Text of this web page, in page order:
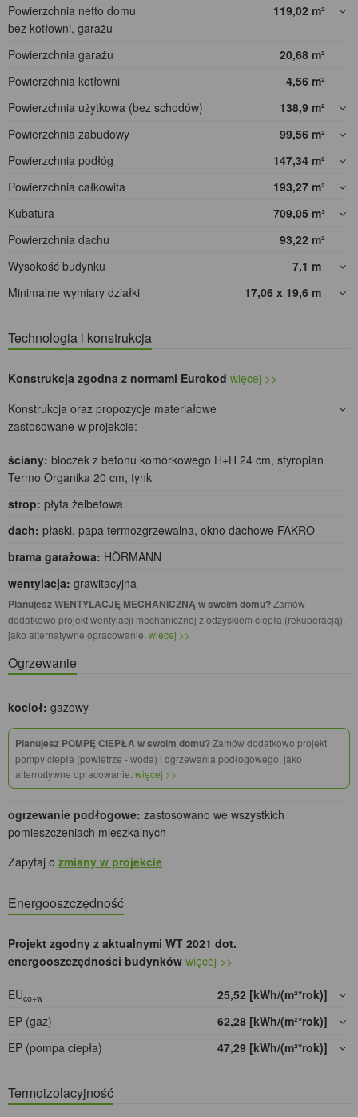
Powierzchnia netto domu
bez kotłowni, garażu
119,02 m²
Powierzchnia garażu 20,68 m²
Powierzchnia kotłowni
4,56 m²
Powierzchnia użytkowa (bez schodów)
138,9 m²
Powierzchnia zabudowy
99,56 m²
Powierzchnia podłóg
147,34 m²
Powierzchnia całkowita
193,27 m²
Kubatura
709,05 m³
Powierzchnia dachu
93,22 m²
Wysokość budynku
7,1 m
Minimalne wymiary działki
17,06 x 19,6 m
Technologia i konstrukcja
Konstrukcja zgodna z normami Eurokod więcej >>
Konstrukcja oraz propozycje materiałowe
zastosowane w projekcie:
ściany: bloczek z betonu komórkowego H+H 24 cm, styropian
Termo Organika 20 cm, tynk
strop: płyta żelbetowa
dach: płaski, papa termozgrzewalna, okno dachowe FAKRO
brama garażowa: HÖRMANN
wentylacja: grawitacyjna
Planujesz WENTYLACJĘ MECHANICZNĄ w swoim domu?Zamów
dodatkowo projekt wentylacji mechanicznej z odzyskiem ciepła (rekuperacją),
jako alternatywne opracowanie. więcej >>
Ogrzewanie
kocioł: gazowy
Planujesz POMPĘ CIEPŁA w swoim domu?Zamów dodatkowo projekt
pompy ciepła (powietrze - woda) i ogrzewania podłogowego, jako
alternatywne opracowanie. więcej >>
ogrzewanie podłogowe: zastosowano we wszystkich
pomieszczeniach mieszkalnych
Zapytaj o zmiany w projekcie
Energooszczędność
Projekt zgodny z aktualnymi WT 2021 dot.
energooszczędności budynków więcej >>
EUco+w
25,52 [kWh/(m²*rok)]
EP (gaz)
62,28 [kWh/(m²*rok)]
EP (pompa ciepła)
47,29 [kWh/(m²*rok)]
Termoizolacyjność